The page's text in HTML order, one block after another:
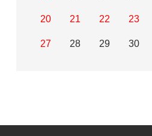
20 21 22 23
27 28 29 30